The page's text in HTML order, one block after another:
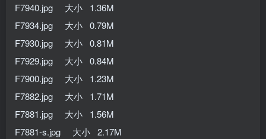
F7940.jpg 大小 1.36M
F7934.jpg 大小 0.79M
F7930.jpg 大小 0.81M
F7929.jpg 大小 0.84M
F7900.jpg 大小 1.23M
F7882.jpg 大小 1.71M
F7881.jpg 大小 1.56M
F7881-s.jpg 大小 2.17M